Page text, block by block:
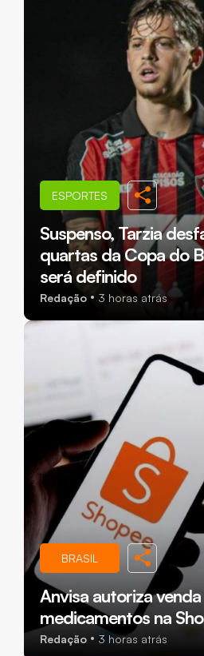
ESPORTES
Suspenso, Tarzia
quartas da Copa do
será definido
Redação 3 horas atrás
BRASIL
Anvisa autoriza
medicamentos na
Redação 3 horas atrás